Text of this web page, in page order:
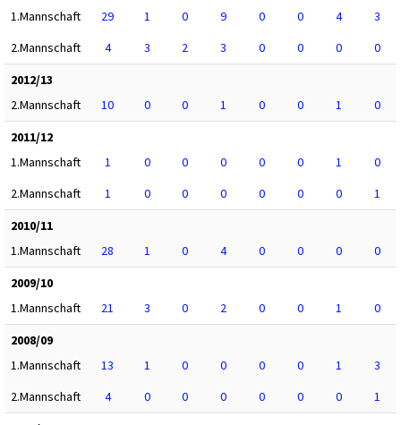
1.Mannschaft
29 1 0 9 0 0 4
3
2.Mannschaft
4 3 2 3 0 0 0
0
2012/13
2.Mannschaft
10 0 0 1 0 0 1
0
2011/12
1.Mannschaft
1 0 0 0 0 0 1
0
2.Mannschaft
1 0 0 0 0 0 0
1
2010/11
1.Mannschaft
28 1 0 4 0 0 0
0
2009/10
1.Mannschaft
21 3 0 2 0 0 1
0
2008/09
1.Mannschaft
13 1 0 0 0 0 1
3
2.Mannschaft
4 0 0 0 0 0 0
1